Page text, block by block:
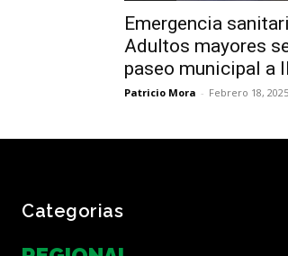
Emergencia
Adultos mayores
paseo municipal a
Patricio Mora - Febrero 18, 2025
Categorias